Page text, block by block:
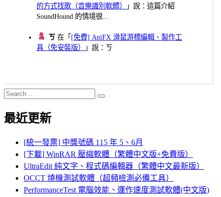
的方式找歌（音樂識別軟體）
」說：這篇介紹
SoundHound 的情境很...
ㄎ 在「 [免費] AniFX 滑鼠游標編輯、製作工
具（免安裝版）
」說：ㄎ
Search
for:
Search
最近更新
[統一發票] 中獎號碼 115 年 5、6月
[下載] WinRAR 壓縮軟體（繁體中文版+免費版）
UltraEdit 純文字、程式碼編輯器（繁體中文最新版）
OCCT 燒機測試軟體（超頻檢測必備工具）
PerformanceTest 電腦效能、運作速度測試軟體(中文版)